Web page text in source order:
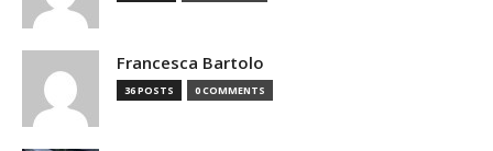
Francesca Bartolo
36 POSTS 0 COMMENTS